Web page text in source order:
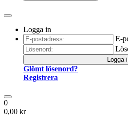
Logga in
E-
Logga
Glömt lösenord?
Registrera
0
0,00 kr